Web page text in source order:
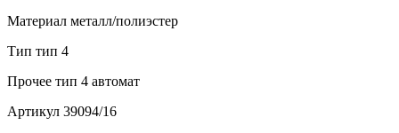
Материал металл/полиэстер
Тип тип 4
Прочее тип 4 автомат
Артикул 39094/16